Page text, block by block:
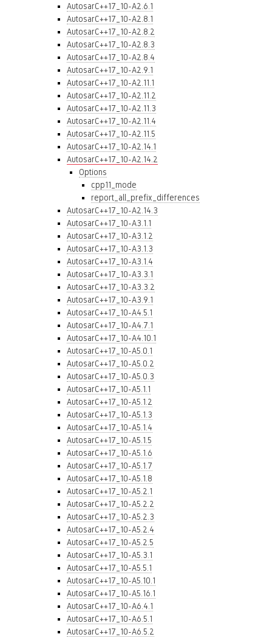
AutosarC++17_10-A2.6.1
AutosarC++17_10-A2.8.1
AutosarC++17_10-A2.8.2
AutosarC++17_10-A2.8.3
AutosarC++17_10-A2.8.4
AutosarC++17_10-A2.9.1
AutosarC++17_10-A2.11.1
AutosarC++17_10-A2.11.2
AutosarC++17_10-A2.11.3
AutosarC++17_10-A2.11.4
AutosarC++17_10-A2.11.5
AutosarC++17_10-A2.14.1
AutosarC++17_10-A2.14.2
Options
cpp11_mode
report_all_prefix_differences
AutosarC++17_10-A2.14.3
AutosarC++17_10-A3.1.1
AutosarC++17_10-A3.1.2
AutosarC++17_10-A3.1.3
AutosarC++17_10-A3.1.4
AutosarC++17_10-A3.3.1
AutosarC++17_10-A3.3.2
AutosarC++17_10-A3.9.1
AutosarC++17_10-A4.5.1
AutosarC++17_10-A4.7.1
AutosarC++17_10-A4.10.1
AutosarC++17_10-A5.0.1
AutosarC++17_10-A5.0.2
AutosarC++17_10-A5.0.3
AutosarC++17_10-A5.1.1
AutosarC++17_10-A5.1.2
AutosarC++17_10-A5.1.3
AutosarC++17_10-A5.1.4
AutosarC++17_10-A5.1.5
AutosarC++17_10-A5.1.6
AutosarC++17_10-A5.1.7
AutosarC++17_10-A5.1.8
AutosarC++17_10-A5.2.1
AutosarC++17_10-A5.2.2
AutosarC++17_10-A5.2.3
AutosarC++17_10-A5.2.4
AutosarC++17_10-A5.2.5
AutosarC++17_10-A5.3.1
AutosarC++17_10-A5.5.1
AutosarC++17_10-A5.10.1
AutosarC++17_10-A5.16.1
AutosarC++17_10-A6.4.1
AutosarC++17_10-A6.5.1
AutosarC++17_10-A6.5.2